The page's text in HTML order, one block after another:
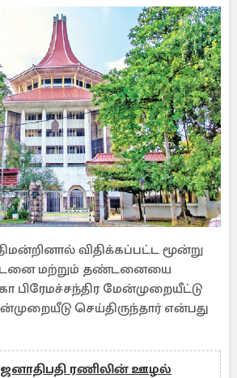
விதிக்கப்பட்ட மூன்று
மற்றும் தண்டனையை
பிரேமச்சந்திர மேன்முறையீட்டு
செய்திருந்தார் என்பது
ஜனாதிபதி ரணிலின் ஊழல்